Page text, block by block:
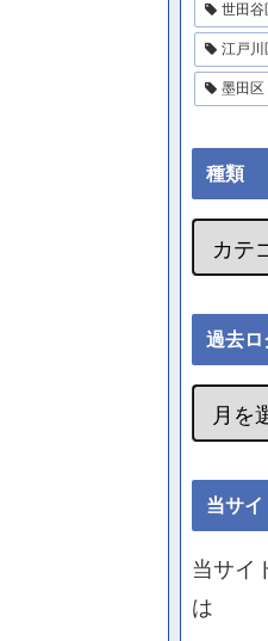
世田谷
江戸川
墨田区
種類
過去ロ
当サ
当サイ
は